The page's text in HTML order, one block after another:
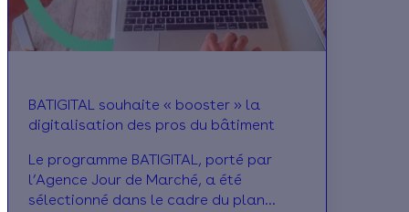
BATIGITAL souhaite « booster » la
digitalisation des pros du bâtiment
Le programme BATIGITAL, porté par
l’Agence Jour de Marché, a été
sélectionné dans le cadre du plan